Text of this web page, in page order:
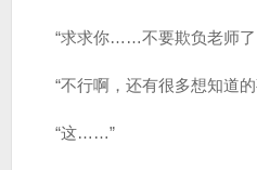
“求求你……不要欺负老师
“不行啊，还有很多想知道的
“这……”